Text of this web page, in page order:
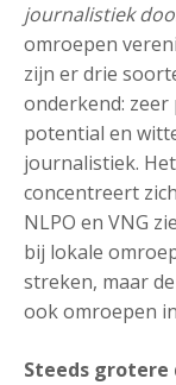
journalistiek
omroepen
zijn er drie
onderkend:
potential en
journalistiek.
concentreert
NLPO en VNG
bij lokale
streken, maar
ook omroepen
Steeds grotere